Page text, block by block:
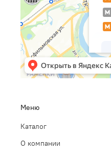
Меню
Каталог
О компании